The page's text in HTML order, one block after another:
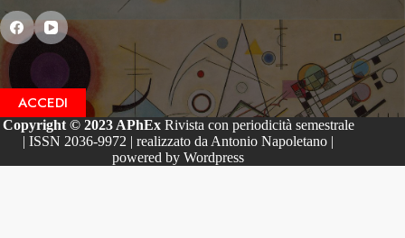
ACCEDI
Copyright © 2023 APhExRivista con periodicità semestrale
| ISSN 2036-9972 | realizzato da Antonio Napoletano |
powered by Wordpress